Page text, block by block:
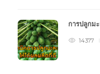
การปลูกม
14377